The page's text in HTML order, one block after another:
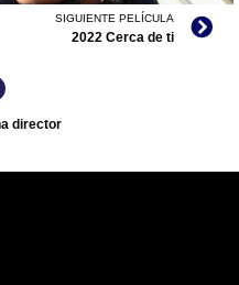
DIRECTOR
SIGUIENTE PELÍCULA
2022 Cerca de ti
director